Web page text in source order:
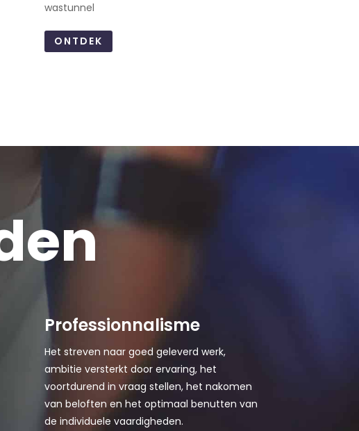
wastunnel
ONTDEK
Professionnalisme
Het streven naar goed geleverd werk,
ambitie versterkt door ervaring, het
voortdurend in vraag stellen, het nakomen
van beloften en het optimaal benutten van
de individuele vaardigheden.